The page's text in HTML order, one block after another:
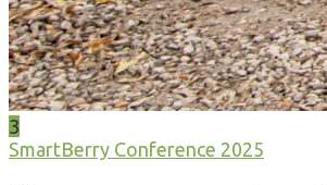
3
SmartBerry Conference 2025